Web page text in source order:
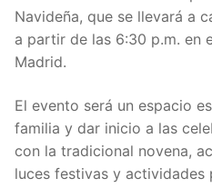
Navideña, que se llevará a
a partir de las 6:30 p.m. en
Madrid.
El evento será un espacio
familia y dar inicio a las
con la tradicional novena,
luces festivas y actividades